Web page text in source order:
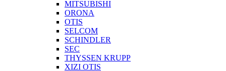
MITSUBISHI
ORONA
OTIS
SELCOM
SCHINDLER
SEC
THYSSEN KRUPP
XIZI OTIS